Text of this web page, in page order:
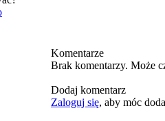
Komentarze
Brak komentarzy. Może
Dodaj komentarz
Zaloguj się, aby móc